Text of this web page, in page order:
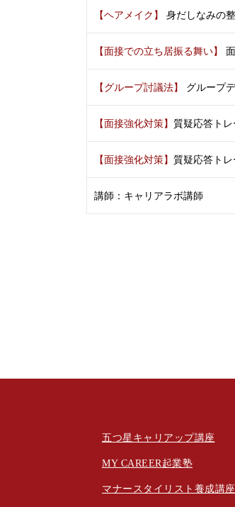
【ヘアメイク】 身だしなみの
【面接での立ち居振る舞い】
【グループ討議法】 グループ
【面接強化対策】 質疑応答トレ
【面接強化対策】 質疑応答トレ
講師： キャリアラボ講師
五つ星キャリアップ講座
MY CAREER起業塾
マナースタイリスト養成講座